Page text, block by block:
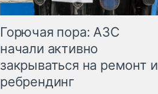
Горючая пора: АЗС
начали активно
закрываться на ремонт и
ребрендинг